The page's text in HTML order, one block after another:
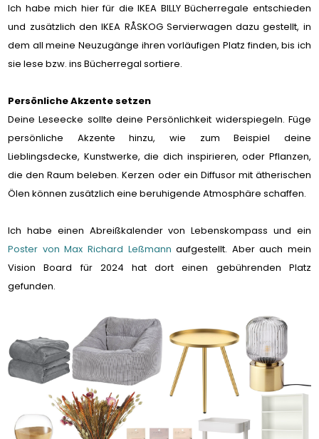
Ich habe mich hier für die IKEA BILLY Bücherregale entschieden
und zusätzlich denIKEA RÅSKOG Servierwagen dazu gestellt, in
dem all meine Neuzugänge ihren vorläufigen Platz finden, bis ich
sie lese bzw. ins Bücherregal sortiere.
Persönliche Akzente setzen
Deine Leseecke sollte deine Persönlichkeit widerspiegeln. Füge
persönliche Akzente hinzu, wie zum Beispiel deine
Lieblingsdecke, Kunstwerke, die dich inspirieren, oder Pflanzen,
die den Raum beleben. Kerzen oder ein Diffusor mit ätherischen
Ölen können zusätzlich eine beruhigende Atmosphäre schaffen.
Ich habe einen Abreißkalender von Lebenskompass und ein
Poster von Max Richard Leßmann aufgestellt. Aber auch mein
Vision Board für 2024 hat dort einen gebührenden Platz
gefunden.